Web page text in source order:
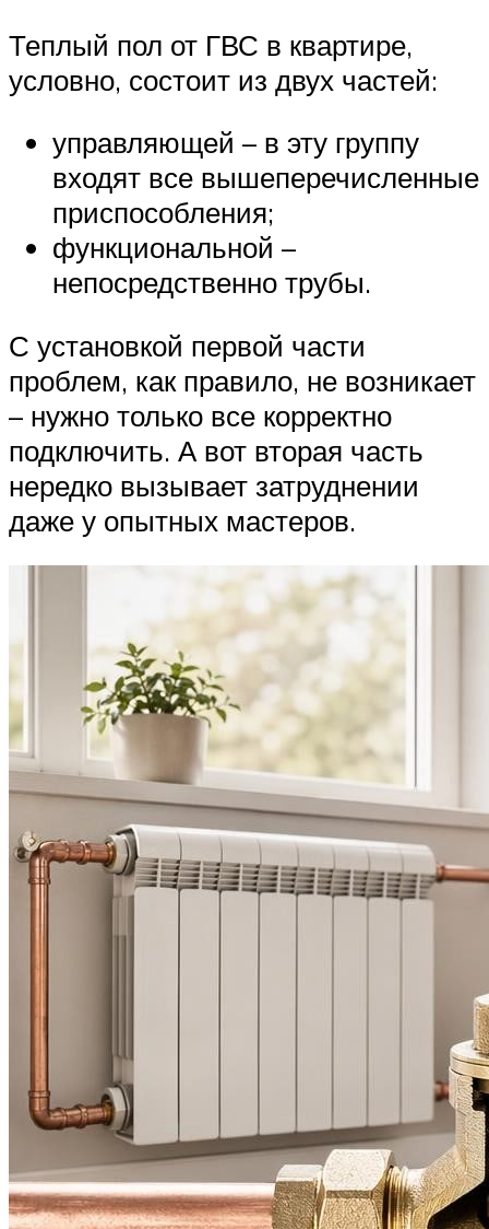
Теплый пол от ГВС в квартире,
условно, состоит из двух частей:
управляющей – в эту группу
входят все вышеперечисленные
приспособления;
функциональной –
непосредственно трубы.
С установкой первой части
проблем, как правило, не возникает
– нужно только все корректно
подключить. А вот вторая часть
нередко вызывает затруднении
даже у опытных мастеров.